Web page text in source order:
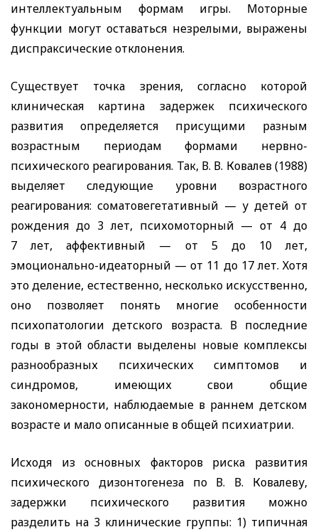
интеллектуальным формам игры. Моторные
функции могут оставаться незрелыми, выражены
диспраксические отклонения.
Существует точка зрения, согласно которой
клиническая картина задержек психического
развития определяется присущими разным
возрастным периодам формами нервно-
психического реагирования. Так, В. В. Ковалев (1988)
выделяет следующие уровни возрастного
реагирования: соматовегетативный — у детей от
рождения до 3 лет, психомоторный — от 4 до
7 лет, аффективный — от 5 до 10 лет,
эмоционально-идеаторный — от 11 до 17 лет. Хотя
это деление, естественно, несколько искусственно,
оно позволяет понять многие особенности
психопатологии детского возраста. В последние
годы в этой области выделены новые комплексы
разнообразных психических симптомов и
синдромов, имеющих свои общие
закономерности, наблюдаемые в раннем детском
возрасте и мало описанные в общей психиатрии.
Исходя из основных факторов риска развития
психического дизонтогенеза по В. В. Ковалеву,
задержки психического развития можно
разделить на 3 клинические группы: 1) типичная